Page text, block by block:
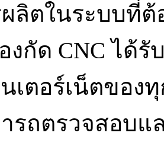
ลิตในระบบที่
งกัด CNC ได้
เตอร์เน็ตของทุ
รถตรวจสอบ